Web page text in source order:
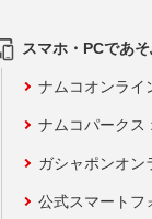
スマホ・PCであ
ナムコオンライ
ナムコパークス
ガシャポンオン
公式スマートフ